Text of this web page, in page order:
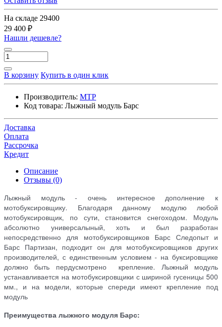
На складе 29400
29 400 ₽
Нашли дешевле?
В корзину Купить в один клик
Производитель: МТР
Код товара: Лыжный модуль Барс
Доставка
Оплата
Рассрочка
Кредит
Описание
Отзывы (0)
Лыжный модуль - очень интересное дополнение к
мотобуксировщику. Благодаря данному модулю любой
мотобуксировщик, по сути, становится снегоходом. Модуль
абсолютно универсалыный, хоть и был разработан
непосредственно для мотобуксировщиков Барс Следопыт и
Барс Партизан, подходит он для мотобуксировщиков других
производителей, с единственным условием - на буксировщике
должно быть пердусмотрено крепление. Лыжный модуль
устанавливается на мотобуксировщики с шириной гусеницы 500
мм., и на модели, которые спереди имеют крепление под
модуль
Преимущества лыжного модуля Барс: